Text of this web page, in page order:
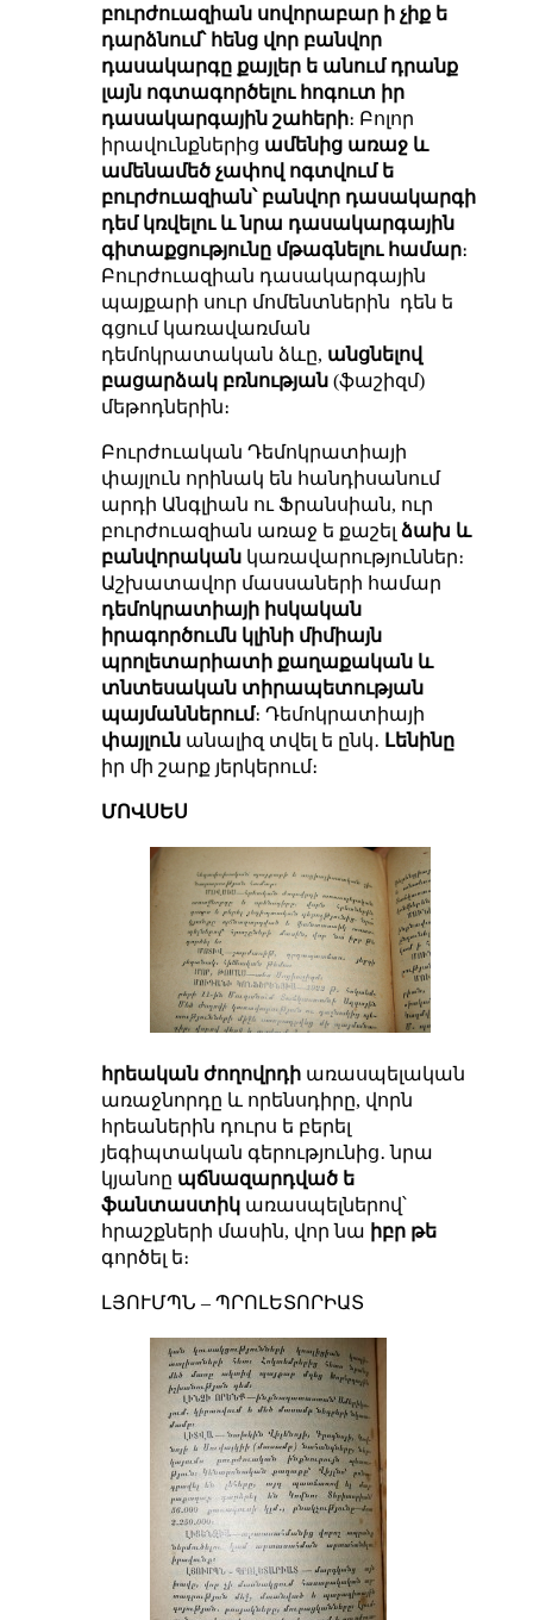
բուրժուազիան սովորաբար ի չիք ե
դարձնում՝ հենց վոր բանվոր
դասակարգը քայլեր ե անում դրանք
լայն ոգտագործելու հոգուտ իր
դասակարգային շահերի։ Բոլոր
իրավունքներից ամենից առաջ և
ամենամեծ չափով ոգտվում ե
բուրժուազիան՝ բանվոր դասակարգի
դեմ կռվելու և նրա դասակարգային
գիտաքցությունը մթագնելուհամար։
Բուրժուազիան դասակարգային
պայքարի սուր մոմենտներին դեն ե
գցում կառավառման
դեմոկրատական ձևը, անցնելով
բացարձակ բռնության(ֆաշիզմ)
մեթոդներին։
Բուրժուական Դեմոկրատիայի
փայլուն որինակ են հանդիսանում
արդի Անգլիան ու Ֆրանսիան, ուր
բուրժուազիան առաջ ե քաշել ձախ և
բանվորականկառավարություններ։
Աշխատավոր մասսաների համար
դեմոկրատիայի իսկական
իրագործումն կլինի միմիայն
պրոլետարիատի քաղաքական և
տնտեսական տիրապետության
պայմաններում։ Դեմոկրատիայի
փայլունանալիզ տվել ե ընկ․ Լենինը
իր մի շարք յերկերում։
ՄՈՎՍԵՍ
հրեական ժողովրդիառասպելական
առաջնորդը և որենսդիրը, վորն
հրեաներին դուրս ե բերել
յեգիպտական գերությունից․ նրա
կյանոը պճնազարդված ե
ֆանտաստիկառասպելներով՝
հրաշքների մասին, վոր նա իբր թե
գործել ե։
ԼՅՈՒՄՊՆ – ՊՐՈԼԵՏՈՐԻԱՏ